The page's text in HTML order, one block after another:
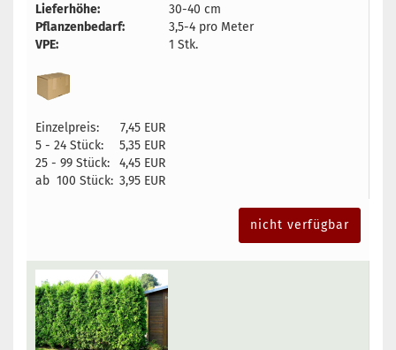
Lieferhöhe:
30-40 cm
Pflanzenbedarf:
3,5-4 pro Meter
VPE:
1 Stk.
Einzelpreis:
7,45 EUR
5 - 24 Stück:
5,35 EUR
25 - 99 Stück:
4,45 EUR
ab 100 Stück: 3,95 EUR
nicht verfügbar